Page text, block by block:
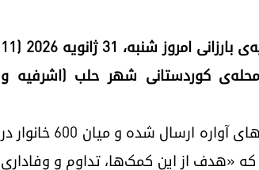
در ادامه‌ی کمک‌های بشردوستانه به غرب کوردستان، بنیاد خیریه‌ی بارزانی امروز شنبه، ۳۱ ژانویه ۲۰۲۶ (۱۱
محله‌ی کوردستانی شهر حلب (اشرفیه و
طبق اطلاعیه‌ی این بنیاد، این کاروان با هدف حمایت از خانواده‌های آواره ارسال شده و میان ۶۰۰ خانوار در
«هدف از این کمک‌ها، تداوم و وفاداری